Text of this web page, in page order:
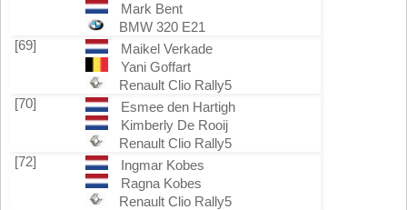
Mark Bent
BMW 320 E21
[69]
Maikel Verkade
Yani Goffart
Renault Clio Rally5
[70]
Esmee den Hartigh
Kimberly De Rooij
Renault Clio Rally5
[72]
Ingmar Kobes
Ragna Kobes
Renault Clio Rally5